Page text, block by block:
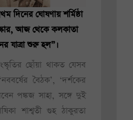
দিনের ঘোষণায় শর্মিষ্ঠা
আজ থেকে কলকাতা
যাত্রা শুরু হল”।
ছোঁয়া থাকত যেসব
বৈঠক’, ‘দর্শকের
পঙ্কজ সাহা, সঙ্গে দুই
শাশ্বতী গুহ ঠাকুরতা